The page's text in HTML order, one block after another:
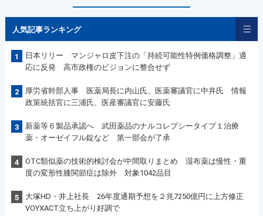
人気記事ランキング
1
日本リリー マンジャロ皮下注の「持続可能性特例価格調整」適
応に反発 高市政権のビジョンに整合せず
2
厚労省幹部人事 医薬局長に内山氏、医薬審議官に中井氏 情報
政策統括官に三浦氏、医産審議官に安藤氏
3
新薬等６製品承認へ 武田薬品のナルコレプシータイプ１治療
薬・オーゼイフル錠など 第一部会が了承
4
OTC類似薬の技術的検討会が中間取りまとめ 湿布薬は慢性・重
度の変形性膝関節症は除外 対象1042品目
5
大塚HD・井上社長 26年度通期予想を２兆7250億円に上方修正
VOYXACT立ち上がり好調で